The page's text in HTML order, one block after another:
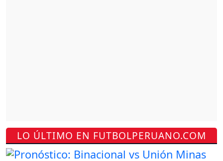
LO ÚLTIMO EN FUTBOLPERUANO.COM